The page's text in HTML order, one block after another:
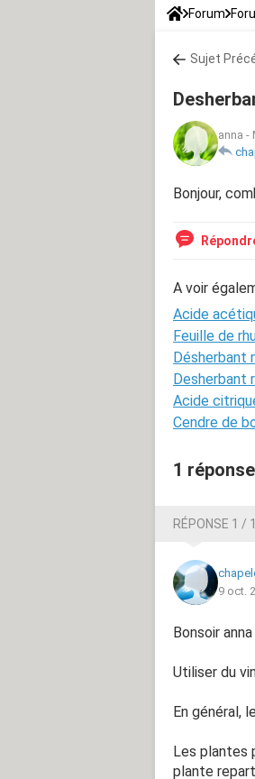
Forum
Sujet
anna -
Bonjour,
A voir
Acide
Feuille de
Désherbant
Desherbant
Acide
Cendre de
1 réponse
RÉPONSE 1 / 1
9 oct.
Bonsoir anna
Utiliser du
En général,
Les plantes
plante